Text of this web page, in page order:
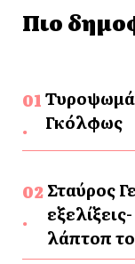
Πιο
Γκόλφως
Σταύρος
λάπτοπ